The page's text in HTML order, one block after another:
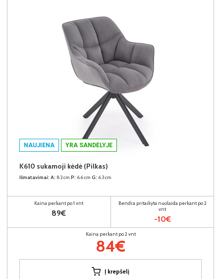
NAUJIENA YRA SANDĖLYJE
K610 sukamoji kėdė (Pilkas)
Išmatavimai: A: 82cm P: 66cm G: 63cm
Kaina perkant po 1 vnt
89€
Bendra pritaikyta nuolaida perkant po 2
vnt
-10€
Kaina perkant po 2 vnt
84€
Į krepšelį